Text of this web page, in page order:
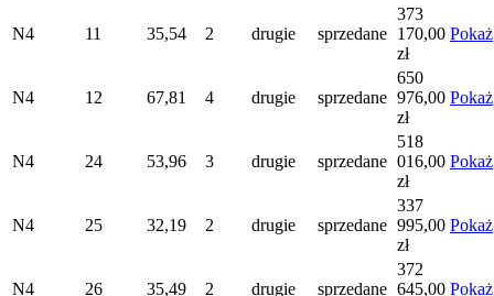
N4 11 35,54 2 drugie sprzedane
373
170,00
zł
Pokaż
N4 12 67,81 4 drugie sprzedane
650
976,00
zł
Pokaż
N4 24 53,96 3 drugie sprzedane
518
016,00
zł
Pokaż
N4 25 32,19 2 drugie sprzedane
337
995,00
zł
Pokaż
N4 26 35,49 2 drugie sprzedane
372
645,00 Pokaż